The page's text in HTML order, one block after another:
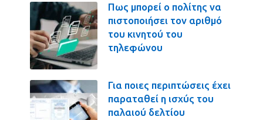
Πως μπορεί ο πολίτης να
πιστοποιήσει τον αριθμό
του κινητού του
τηλεφώνου
Για ποιες περιπτώσεις έχει
παραταθεί η ισχύς του
παλαιού δελτίου